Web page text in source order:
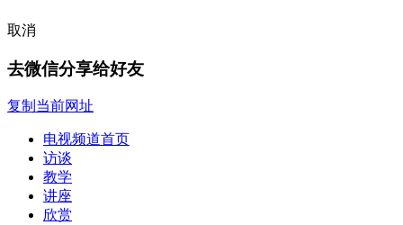
取消
去微信分享给好友
复制当前网址
电视频道首页
访谈
教学
讲座
欣赏